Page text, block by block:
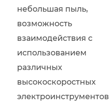
небольшая пыль,
возможность
взаимодействия с
использованием
различных
высокоскоростных
электроинструментов